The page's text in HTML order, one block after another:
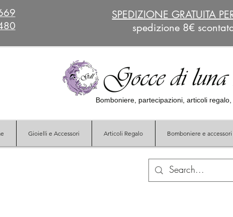
SPEDIZIONE GRATUITA
spedizione 8€
Gocce di luna
Bomboniere, partecipazioni, articoli
Gioielli e Accessori Articoli Regalo Bomboniere e accessori